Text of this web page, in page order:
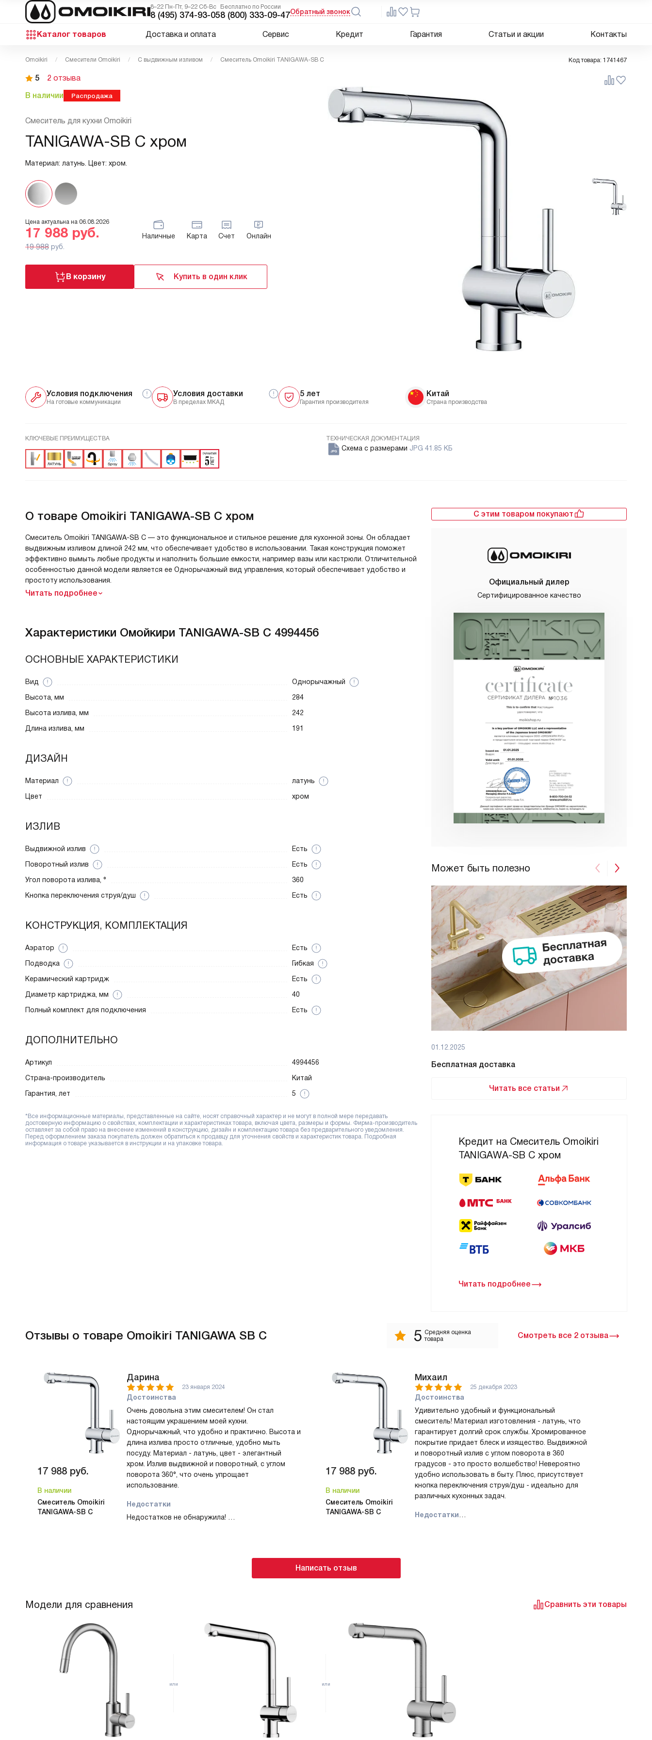
8–22 Пн-Пт, 9–22 Сб-Вс
8 (495) 374-93-05
Бесплатно по России
8 (800) 333-09-47Обратный звонок
Каталог товаров Доставка и оплата Сервис Кредит Гарантия Статьи и акции Контакты
Omoikiri Смесители Omoikiri С выдвижным изливом Смеситель Omoikiri TANIGAWA-SB C Код товара: 1741467
5 2 отзыва
В наличии Распродажа
Смеситель для кухни Omoikiri
TANIGAWA-SB C хром
Материал: латунь. Цвет: хром.
Цена актуальна на 06.08.2026
17 988 руб.
19 988 руб.
Наличные Карта Счет Онлайн
В корзину Купить в один клик
Условия доставки
В пределах МКАД
5 лет
Гарантия производителя
Условия подключения
На готовые коммуникации
Китай
Страна производства
КЛЮЧЕВЫЕ ПРЕИМУЩЕСТВА ТЕХНИЧЕСКАЯ ДОКУМЕНТАЦИЯ
Схема с размерами JPG 41.85 КБ
С этим товаром покупают
Официальный дилер
Сертифицированное качество
Может быть полезно
01.12.2025
Бесплатная доставка
Читать все статьи
Кредит на Смеситель Omoikiri
TANIGAWA-SB C хром
Читать подробнее
О товаре Omoikiri TANIGAWA-SB C хром
Смеситель Omoikiri TANIGAWA-SB C — это функциональное и стильное решение для кухонной зоны. Он обладает
выдвижным изливом длиной 242 мм, что обеспечивает удобство в использовании. Такая конструкция поможет
эффективно вымыть любые продукты и наполнить большие емкости, например вазы или кастрюли. Отличительной
особенностью данной модели является ее Однорычажный вид управления, который обеспечивает удобство и
простоту использования.
Читать подробнее
Характеристики Омойкири TANIGAWA-SB C 4994456
ОСНОВНЫЕ ХАРАКТЕРИСТИКИ
Вид
Однорычажный
Высота, мм
284
Высота излива, мм
242
Длина излива, мм
191
ДИЗАЙН
Материал
латунь
Цвет
хром
ИЗЛИВ
Выдвижной излив
Есть
Поворотный излив
Есть
Угол поворота излива, °
360
Кнопка переключения струя/душ
Есть
КОНСТРУКЦИЯ, КОМПЛЕКТАЦИЯ
Аэратор
Есть
Подводка
Гибкая
Керамический картридж
Есть
Диаметр картриджа, мм
40
Полный комплект для подключения
Есть
ДОПОЛНИТЕЛЬНО
Артикул
4994456
Страна-производитель
Китай
Гарантия, лет
5
*Все информационные материалы, представленные на сайте, носят справочный характер и не могут в полной мере передавать
достоверную информацию о свойствах, комплектации и характеристиках товара, включая цвета, размеры и формы. Фирма-производитель
оставляет за собой право на внесение изменений в конструкцию, дизайн и комплектацию товара без предварительного уведомления.
Перед оформлением заказа покупатель должен обратиться к продавцу для уточнения свойств и характеристик товара. Подробная
информация о товаре указывается в инструкции и на упаковке товара.
Отзывы о товаре Omoikiri TANIGAWA SB C 5 Средняя оценка
товара
Смотреть все 2 отзыва
17 988 руб.
В наличии
Смеситель Omoikiri
TANIGAWA-SB C
Дарина
23 января 2024
Достоинства
Очень довольна этим смесителем! Он стал
настоящим украшением моей кухни.
Однорычажный, что удобно и практично. Высота и
длина излива просто отличные, удобно мыть
посуду. Материал - латунь, цвет - элегантный
хром. Излив выдвижной и поворотный, с углом
поворота 360°, что очень упрощает
использование.
Недостатки
Недостатков не обнаружила!
выдвижной и поворотный. Это дает большую
углу поворота излива в 360°, можно легко
же, есть кнопка переключения струя/душ, что
также понравилось, что смеситель оснащен
аэратором. Это значит, что вода будет
подаваться мягко и равномерно, без брызг. Это
что упрощает его установку. В комплекте есть все
необходимое для подключения, что очень удобно.
картридж диаметром 40 мм. Это гарантирует
долгий срок службы и надежность работы. Мне
очень понравилось, что на этот смеситель дается
17 988 руб.
В наличии
Смеситель Omoikiri
TANIGAWA-SB C
Михаил
25 декабря 2023
Достоинства
Удивительно удобный и функциональный
смеситель! Материал изготовления - латунь, что
гарантирует долгий срок службы. Хромированное
покрытие придает блеск и изящество. Выдвижной
и поворотный излив с углом поворота в 360
градусов - это просто волшебство! Невероятно
удобно использовать в быту. Плюс, присутствует
кнопка переключения струя/душ - идеально для
различных кухонных задач.
Недостатки
надежность. Хромированное покрытие не только
поворота в 360 градусов - это просто
волшебство! Такой функционал позволяет
струя/душ - идеально для различных кухонных
задач. Хотите помыть овощи? Пожалуйста! Нужно
наполнить водой большую емкость? Нет проблем!
Присутствует и аэратор, который обеспечивает
равномерное распределение воды, что
значительно экономит расход. Гибкая подводка и
Написать отзыв
Модели для сравнения Сравнить эти товары